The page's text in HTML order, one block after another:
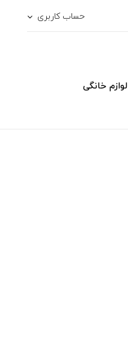
حساب کاربری
لوازم خانگی